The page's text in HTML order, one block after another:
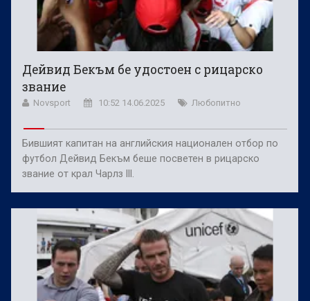
Дейвид Бекъм бе удостоен с рицарско
звание
Novsport 10:52 14.06.2025 Любопитно
Бившият капитан на английския национален отбор по
футбол Дейвид Бекъм беше посветен в рицарско
звание от крал Чарлз III.